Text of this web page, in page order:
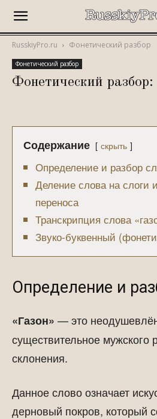
RusskiyPro.ru Фонетический разбор
Фонетический разбор
Фонетический разбор:
Содержание скрыть
Определение и разбор
Деление слова на слоги
переноса
Транскрипция слова
Звуко-буквенный
Определение и
«Газон» — это
существительное мужского
склонения.
Данное слово означает
дерновый покров, который